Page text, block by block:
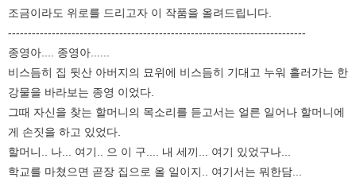
조금이라도 위로를 드리고자 이 작품을 올려드립니다.
---------------------------------------------------------------------------
종영아.... 종영아......
비스듬히 집 뒷산 아버지의 묘위에 비스듬히 기대고 누워 흘러가는 한
강물을 바라보는 종영 이었다.
그때 자신을 찾는 할머니의 목소리를 듣고서는 얼른 일어나 할머니에
게 손짓을 하고 있었다.
할머니.. 나... 여기.. 으 이 구.... 내 세끼... 여기 있었구나...
학교를 마쳤으면 곧장 집으로 올 일이지.. 여기서는 뭐한담...